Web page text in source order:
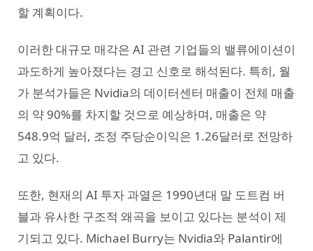
할 계획이다.
이러한 대규모 매각은 AI 관련 기업들의 밸류에이션이
과도하게 높아졌다는 경고 신호로 해석된다. 특히, 월
가 분석가들은 Nvidia의 데이터센터 매출이 전체 매출
의 약 90%를 차지할 것으로 예상하며, 매출은 약
548.9억 달러, 조정 주당순이익은 1.26달러로 전망하
고 있다.
또한, 현재의 AI 투자 과열은 1990년대 말 도트컴 버
블과 유사한 구조적 왜곡을 보이고 있다는 분석이 제
기되고 있다. Michael Burry는 Nvidia와 Palantir에